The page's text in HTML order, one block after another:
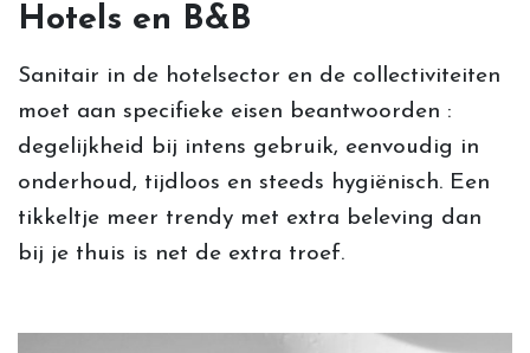
Grondstoffen & brands als
Corian ...and more.
Outlet (in process...)
Contact
Hotels en B&B
Sanitair in de hotelsector en de collectiviteiten
moet aan specifieke eisen beantwoorden :
degelijkheid bij intens gebruik, eenvoudig in
onderhoud, tijdloos en steeds hygiënisch. Een
tikkeltje meer trendy met extra beleving dan
bij je thuis is net de extra troef.